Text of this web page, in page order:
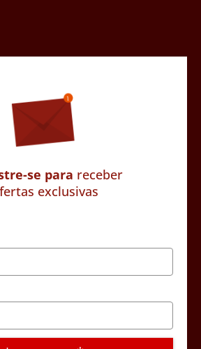
se para receber
exclusivas